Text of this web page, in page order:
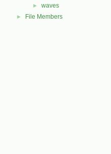
► waves
► File Members